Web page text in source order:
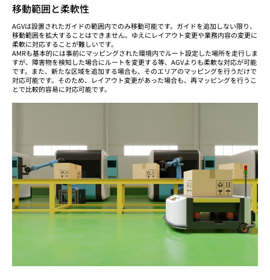
移動範囲と柔軟性
AGVは設置されたガイドの範囲内でのみ移動可能です。ガイドを追加しない限り、
移動範囲を拡大することはできません。ゆえにレイアウト変更や業務内容の変更に
柔軟に対応することが難しいです。
AMRも基本的には事前にマッピングされた環境内でルート設定した場所を走行しま
すが、障害物を検知した場合にルートを変更する等、AGVよりも柔軟な対応が可能
です。また、新たな区域を追加する場合も、そのエリアのマッピングを行うだけで
対応可能です。そのため、レイアウト変更があった場合も、再マッピングを行うこ
とで比較的容易に対応可能です。